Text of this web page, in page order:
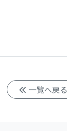
一覧へ戻る